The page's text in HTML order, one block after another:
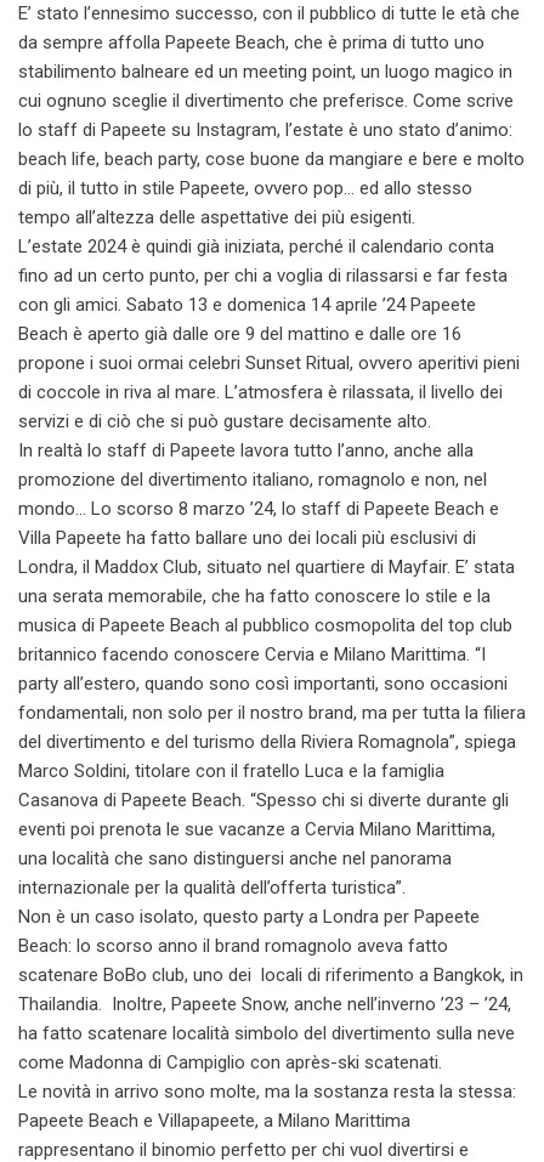
E’ stato l’ennesimo successo, con il pubblico di tutte le età che
da sempre affolla Papeete Beach, che è prima di tutto uno
stabilimento balneare ed un meeting point, un luogo magico in
cui ognuno sceglie il divertimento che preferisce. Come scrive
lo staff di Papeete su Instagram, l’estate è uno stato d’animo:
beach life, beach party, cose buone da mangiare e bere e molto
di più, il tutto in stile Papeete, ovvero pop… ed allo stesso
tempo all’altezza delle aspettative dei più esigenti.
L’estate 2024 è quindi già iniziata, perché il calendario conta
fino ad un certo punto, per chi a voglia di rilassarsi e far festa
con gli amici. Sabato 13 e domenica 14 aprile ’24 Papeete
Beach è aperto già dalle ore 9 del mattino e dalle ore 16
propone i suoi ormai celebri Sunset Ritual, ovvero aperitivi pieni
di coccole in riva al mare. L’atmosfera è rilassata, il livello dei
servizi e di ciò che si può gustare decisamente alto.
In realtà lo staff di Papeete lavora tutto l’anno, anche alla
promozione del divertimento italiano, romagnolo e non, nel
mondo… Lo scorso 8 marzo ’24, lo staff di Papeete Beach e
Villa Papeete ha fatto ballare uno dei locali più esclusivi di
Londra, il Maddox Club, situato nel quartiere di Mayfair. E’ stata
una serata memorabile, che ha fatto conoscere lo stile e la
musica di Papeete Beach al pubblico cosmopolita del top club
britannico facendo conoscere Cervia e Milano Marittima. “I
party all’estero, quando sono così importanti, sono occasioni
fondamentali, non solo per il nostro brand, ma per tutta la filiera
del divertimento e del turismo della Riviera Romagnola”, spiega
Marco Soldini, titolare con il fratello Luca e la famiglia
Casanova di Papeete Beach. “Spesso chi si diverte durante gli
eventi poi prenota le sue vacanze a Cervia Milano Marittima,
una località che sano distinguersi anche nel panorama
internazionale per la qualità dell’offerta turistica”.
Non è un caso isolato, questo party a Londra per Papeete
Beach: lo scorso anno il brand romagnolo aveva fatto
scatenare BoBo club, uno dei locali di riferimento a Bangkok, in
Thailandia. Inoltre, Papeete Snow, anche nell’inverno ’23 – ’24,
ha fatto scatenare località simbolo del divertimento sulla neve
come Madonna di Campiglio con après-ski scatenati.
Le novità in arrivo sono molte, ma la sostanza resta la stessa:
Papeete Beach e Villapapeete, a Milano Marittima
rappresentano il binomio perfetto per chi vuol divertirsi e